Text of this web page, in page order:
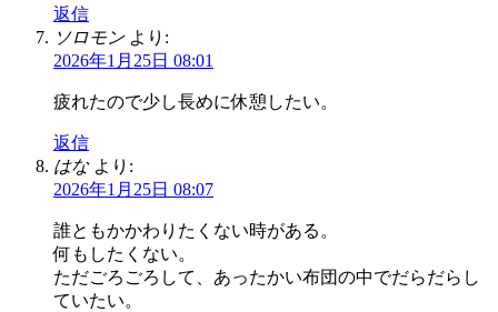
返信
ソロモン より:
2026年1月25日 08:01
疲れたので少し長めに休憩したい。
返信
はな より:
2026年1月25日 08:07
誰ともかかわりたくない時がある。
何もしたくない。
ただごろごろして、あったかい布団の中でだらだらし
ていたい。